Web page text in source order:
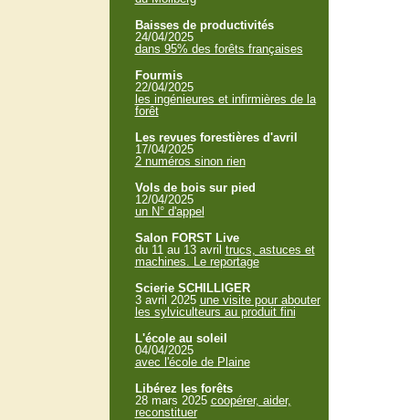
Baisses de productivités
24/04/2025
dans 95% des forêts françaises
Fourmis
22/04/2025
les ingénieures et infirmières de la
forêt
Les revues forestières d'avril
17/04/2025
2 numéros sinon rien
Vols de bois sur pied
12/04/2025
un N° d'appel
Salon FORST Live
du 11 au 13 avril trucs, astuces et
machines. Le reportage
Scierie SCHILLIGER
3 avril 2025 une visite pour abouter
les sylviculteurs au produit fini
L'école au soleil
04/04/2025
avec l'école de Plaine
Libérez les forêts
28 mars 2025 coopérer, aider,
reconstituer